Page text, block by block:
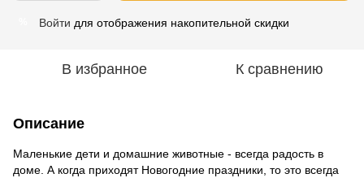
Войти для отображения накопительной скидки
В избранное К сравнению
Описание
Маленькие дети и домашние животные - всегда радость в
доме. А когда приходят Новогодние праздники, то это всегда